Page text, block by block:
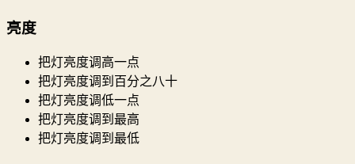
亮度
把灯亮度调高一点
把灯亮度调到百分之八十
把灯亮度调低一点
把灯亮度调到最高
把灯亮度调到最低